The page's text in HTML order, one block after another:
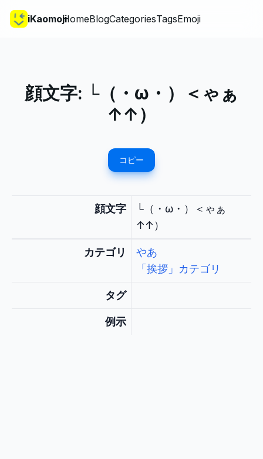
iKaomojiHomeBlogCategoriesTagsEmoji
顔文字: └（・ω・）＜ゃぁ
↑↑）
コピー
顔文字
└（・ω・）＜ゃぁ
↑↑）
カテゴリ
やあ
「挨拶」カテゴリ
タグ
例示